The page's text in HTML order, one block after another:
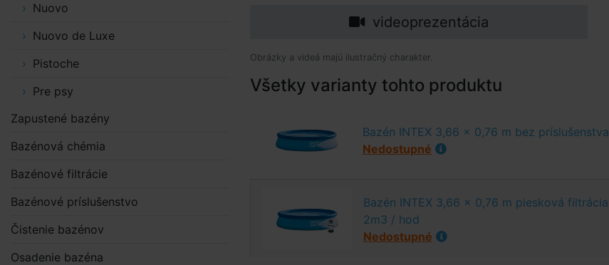
videoprezentácia
Obrázky a videá majú ilustračný charakter.
Všetky varianty tohto produktu
Bazén INTEX 3,66 x 0,76 m bez príslušenstva
Nedostupné
Bazén INTEX 3,66 x 0,76 m piesková filtrácia
2m3 / hod
Nedostupné
Nuovo
Nuovo de Luxe
Pistoche
Pre psy
Zapustené bazény
Bazénová chémia
Bazénové filtrácie
Bazénové príslušenstvo
Čistenie bazénov
Osadenie bazéna